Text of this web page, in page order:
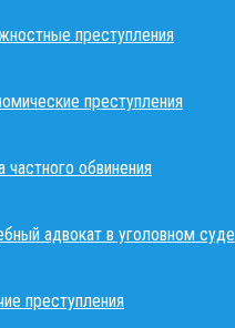
преступления
преступления
частного обвинения
адвокат в уголовном суде
преступления